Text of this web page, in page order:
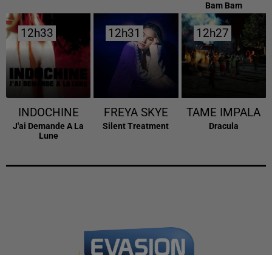
Bam Bam
12h33
12h33
INDOCHINE
J'ai Demande A La
Lune
12h31
12h31
FREYA SKYE
Silent Treatment
12h27
12h27
TAME IMPALA
Dracula